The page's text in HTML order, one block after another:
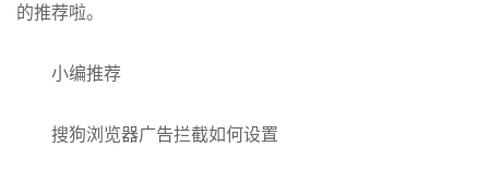
的推荐啦。
小编推荐
搜狗浏览器广告拦截如何设置